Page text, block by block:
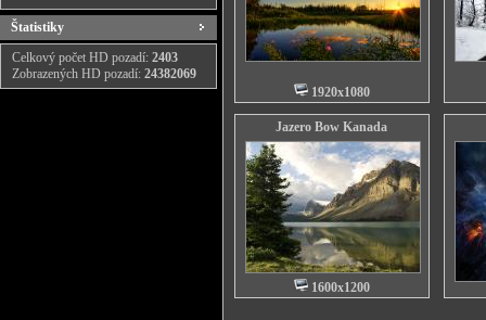
Štatistiky
Celkový počet HD pozadí: 2403
Zobrazených HD pozadí: 24382069
1920x1080
Jazero Bow Kanada
1600x1200